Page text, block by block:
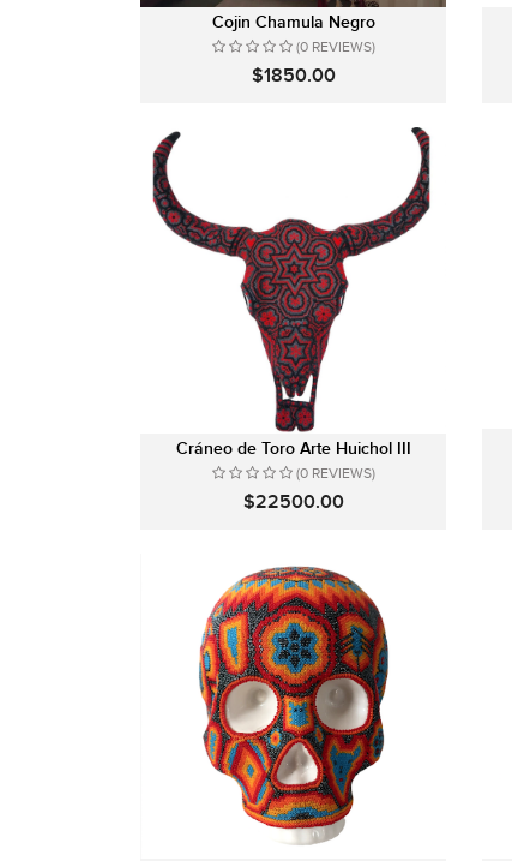
Cojin Chamula Negro
(0 REVIEWS)
$1850.00
Cráneo de Toro Arte Huichol III
(0 REVIEWS)
$22500.00